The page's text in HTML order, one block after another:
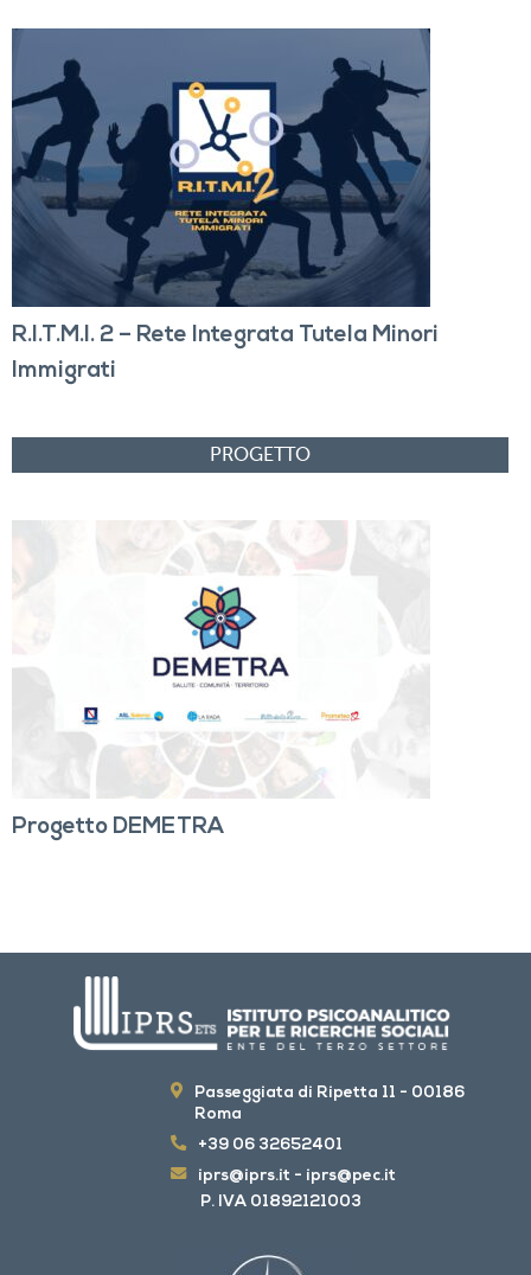
R.I.T.M.I. 2 – Rete Integrata Tutela Minori
Immigrati
Progetto DEMETRA
Passeggiata di Ripetta 11 - 00186
Roma
+39 06 32652401
iprs@iprs.it - iprs@pec.it
P. IVA 01892121003